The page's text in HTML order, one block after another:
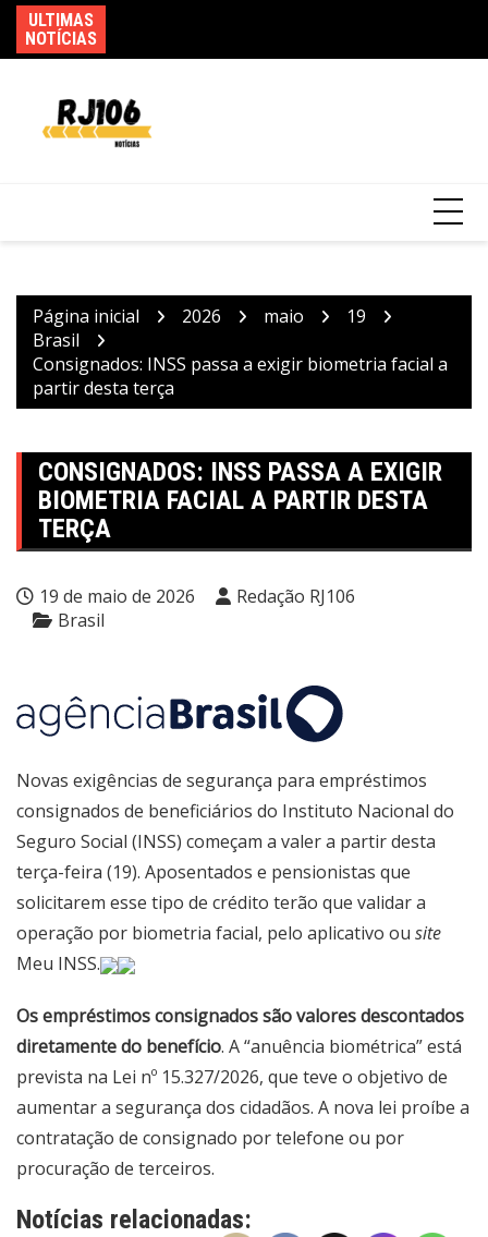
para
o
ULTIMAS
NOTÍCIAS
Página inicial 2026 maio
19
Brasil
Consignados: INSS passa a exigir biometria facial a
partir desta terça
CONSIGNADOS: INSS PASSA A EXIGIR
BIOMETRIA FACIAL A PARTIR DESTA
TERÇA
19 de maio de 2026
Redação RJ106
Brasil
Novas exigências de segurança para empréstimos
consignados de beneficiários do Instituto Nacional do
Seguro Social (INSS) começam a valer a partir desta
terça-feira (19). Aposentados e pensionistas que
solicitarem esse tipo de crédito terão que validar a
operação por biometria facial, pelo aplicativo ou site
Meu INSS.
Os empréstimos consignados são valores descontados
diretamente do benefício. A “anuência biométrica” está
prevista na Lei nº 15.327/2026, que teve o objetivo de
aumentar a segurança dos cidadãos. A nova lei proíbe a
contratação de consignado por telefone ou por
procuração de terceiros.
Notícias relacionadas: